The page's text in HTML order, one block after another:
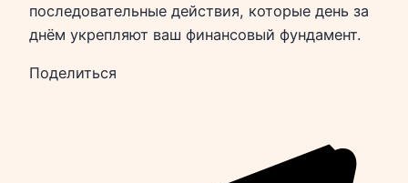
последовательные действия, которые день за
днём укрепляют ваш финансовый фундамент.
Поделиться